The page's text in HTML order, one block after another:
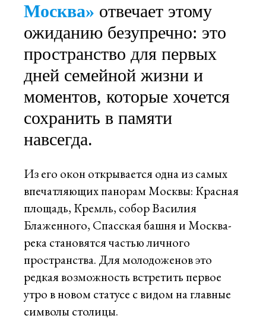
Москва» отвечает этому
ожиданию безупречно: это
пространство для первых
дней семейной жизни и
моментов, которые хочется
сохранить в памяти
навсегда.
Из его окон открывается одна из самых
впечатляющих панорам Москвы: Красная
площадь, Кремль, собор Василия
Блаженного, Спасская башня и Москва-
река становятся частью личного
пространства. Для молодоженов это
редкая возможность встретить первое
утро в новом статусе с видом на главные
символы столицы.